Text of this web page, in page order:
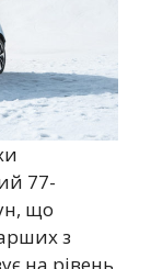
77-
що
з